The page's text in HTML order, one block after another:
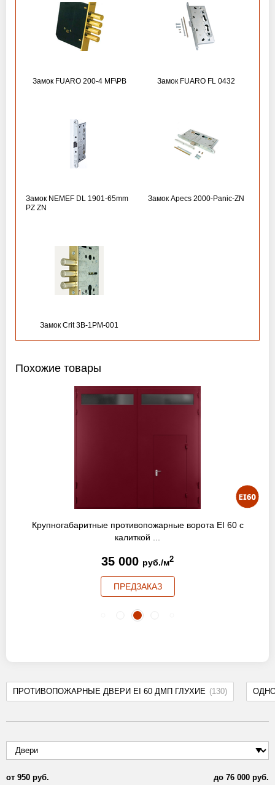
ПРОТИВОПОЖАРНЫЕ ДВЕРИ EI 60 ДМП ГЛУХИЕ (130)
от 950 руб. до 76 000 руб.
Замок FUARO 200-4 MF\РВ Замок FUARO FL 0432
Замок NEMEF DL 1901-65mm
PZ ZN
Замок Apecs 2000-Panic-ZN
Замок Crit 3B-1PM-001
Похожие товары
Крупногабаритные противопожарные ворота EI 60 с
калиткой ...
35 000 руб./м2
ПРЕДЗАКАЗ